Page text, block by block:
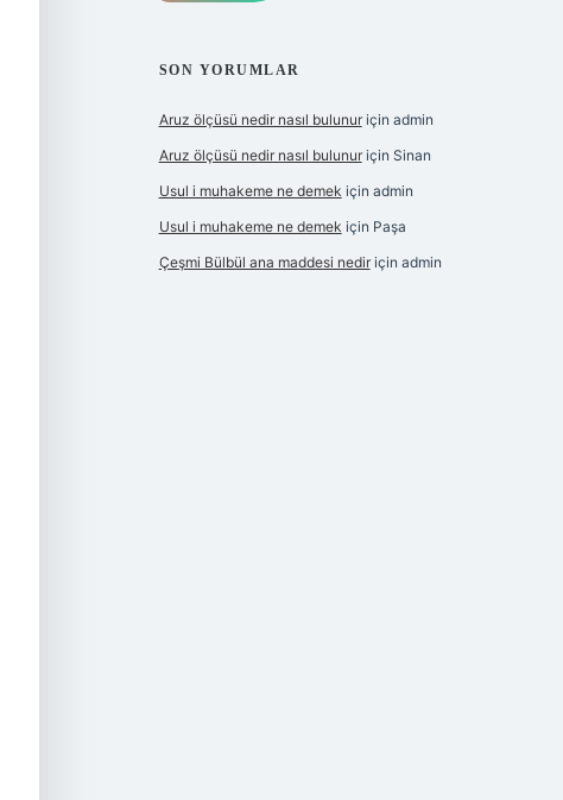
SON YORUMLAR
Aruz ölçüsü nedir nasıl bulunuriçin admin
Aruz ölçüsü nedir nasıl bulunuriçin Sinan
Usul i muhakeme ne demek için admin
Usul i muhakeme ne demek için Paşa
Çeşmi Bülbül ana maddesi nediriçin admin